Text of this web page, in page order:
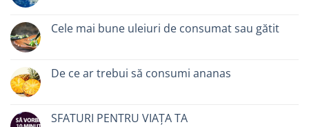
Cele mai bune uleiuri de consumat sau gătit
De ce ar trebui să consumi ananas
SFATURI PENTRU VIAȚA TA